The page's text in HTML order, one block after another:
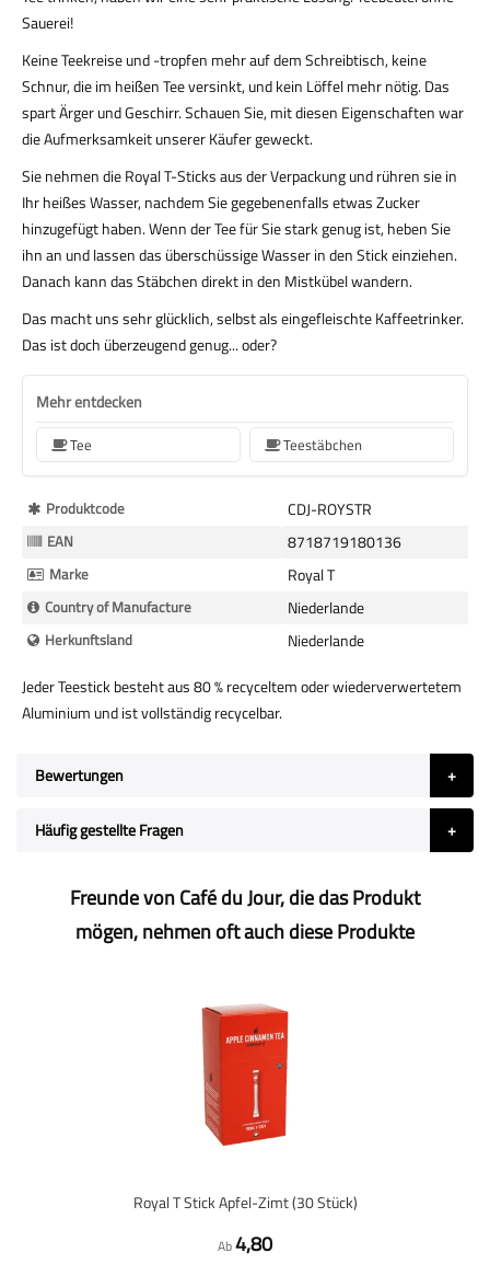
Sauerei!
Keine Teekreise und -tropfen mehr auf dem Schreibtisch, keine
Schnur, die im heißen Tee versinkt, und kein Löffel mehr nötig. Das
spart Ärger und Geschirr. Schauen Sie, mit diesen Eigenschaften war
die Aufmerksamkeit unserer Käufer geweckt.
Sie nehmen die Royal T-Sticks aus der Verpackung und rühren sie in
Ihr heißes Wasser, nachdem Sie gegebenenfalls etwas Zucker
hinzugefügt haben. Wenn der Tee für Sie stark genug ist, heben Sie
ihn an und lassen das überschüssige Wasser in den Stick einziehen.
Danach kann das Stäbchen direkt in den Mistkübel wandern.
Das macht uns sehr glücklich, selbst als eingefleischte Kaffeetrinker.
Das ist doch überzeugend genug... oder?
Mehr entdecken
Tee Teestäbchen
Mehr
Informationen
Produktcode CDJ-ROYSTR
EAN 8718719180136
Marke Royal T
Country of Manufacture Niederlande
Herkunftsland
Niederlande
Jeder Teestick besteht aus 80 % recyceltem oder wiederverwertetem
Aluminium und ist vollständig recycelbar.
Bewertungen
Häufig gestellte Fragen
Freunde von Café du Jour, die das Produkt
mögen, nehmen oft auch diese Produkte
Royal T Stick Apfel-Zimt (30 Stück)
Ab4,80